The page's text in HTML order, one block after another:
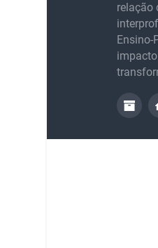
relação
Ensino-